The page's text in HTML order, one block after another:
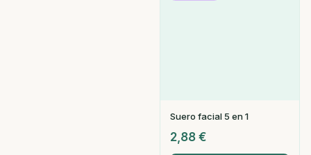
Suero facial 5 en 1
2,88 €